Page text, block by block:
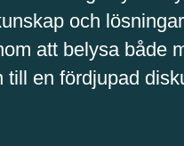
och
att belysa både
en fördjupad